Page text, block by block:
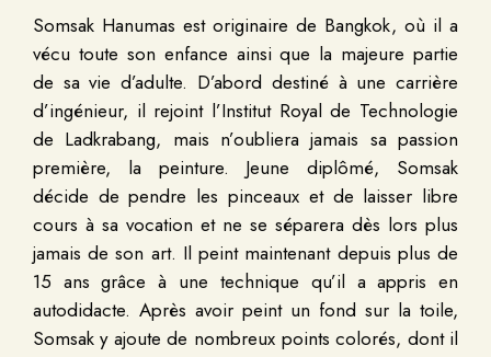
Somsak Hanumas est originaire de Bangkok, où il a
vécu toute son enfance ainsi que la majeure partie
de sa vie d’adulte. D’abord destiné à une carrière
d’ingénieur, il rejoint l’Institut Royal de Technologie
de Ladkrabang, mais n’oubliera jamais sa passion
première, la peinture. Jeune diplômé, Somsak
décide de pendre les pinceaux et de laisser libre
cours à sa vocation et ne se séparera dès lors plus
jamais de son art. Il peint maintenant depuis plus de
15 ans grâce à une technique qu’il a appris en
autodidacte. Après avoir peint un fond sur la toile,
Somsak y ajoute de nombreux points colorés, dont il